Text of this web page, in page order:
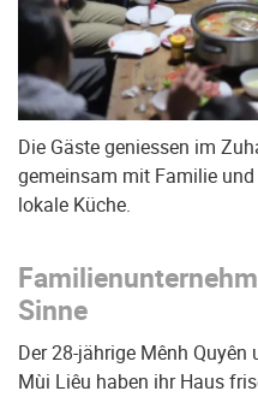
Die Gäste geniessen im
gemein­sam mit Familie
lokale Küche.
Sinne
Der 28-jährige Mênh
Mùi Liêu haben ihr Haus